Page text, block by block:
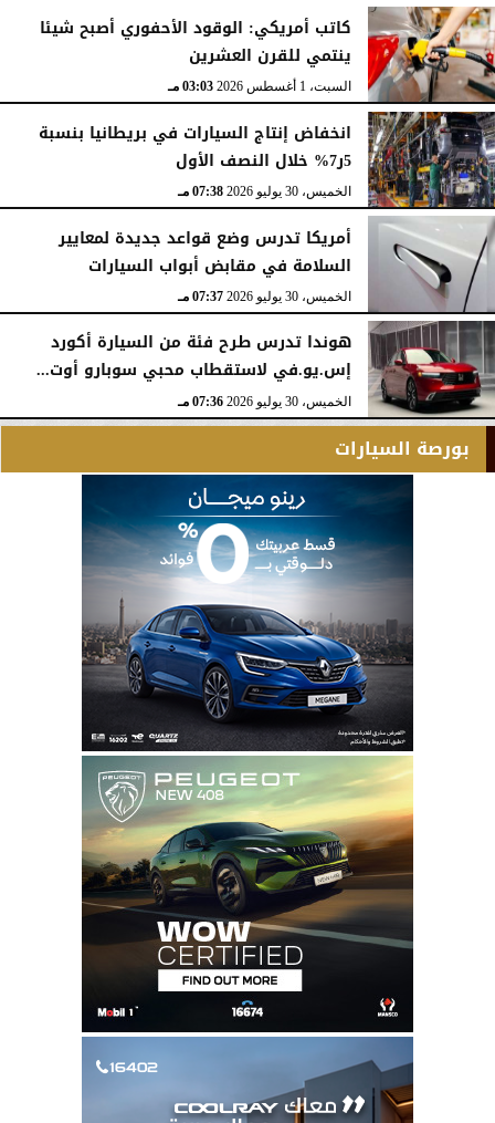
الأحد، 2 أغسطس 2026 06:17 مـ
كاتب أمريكي: الوقود الأحفوري أصبح شيئا
ينتمي للقرن العشرين
السبت، 1 أغسطس 2026 03:03 مـ
انخفاض إنتاج السيارات في بريطانيا بنسبة
5ر7% خلال النصف الأول
الخميس، 30 يوليو 2026 07:38 مـ
أمريكا تدرس وضع قواعد جديدة لمعايير
السلامة في مقابض أبواب السيارات
الخميس، 30 يوليو 2026 07:37 مـ
هوندا تدرس طرح فئة من السيارة أكورد
إس.يو.في لاستقطاب محبي سوبارو أوت...
الخميس، 30 يوليو 2026 07:36 مـ
بورصة السيارات